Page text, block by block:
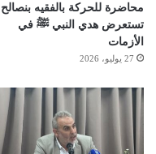
محاضرة للحركة بالفقيه بنصالح
تستعرض هدي النبي ﷺ في
الأزمات
27 يوليو، 2026